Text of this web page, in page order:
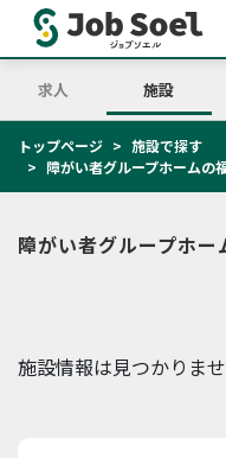
求人 施設
トップページ
施設で探す
障がい者グループホームの
障がい者グループホ
施設情報は見つかりませ